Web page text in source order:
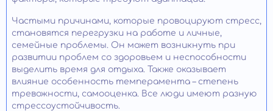
Частыми причинами, которые провоцируют стресс,
становятся перегрузки на работе и личные,
семейные проблемы. Он может возникнуть при
развитии проблем со здоровьем и неспособности
выделить время для отдыха. Также оказывает
влияние особенность темперамента – степень
тревожности, самооценка. Все люди имеют разную
стрессоустойчивость.